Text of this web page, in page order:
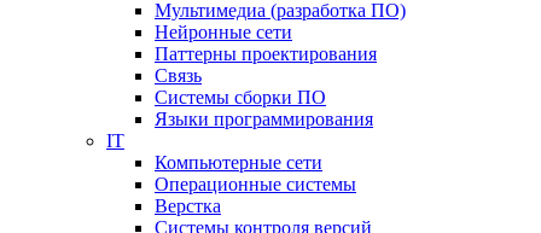
Мультимедиа (разработка ПО)
Нейронные сети
Паттерны проектирования
Связь
Системы сборки ПО
Языки программирования
IT
Компьютерные сети
Операционные системы
Верстка
Системы контроля версий